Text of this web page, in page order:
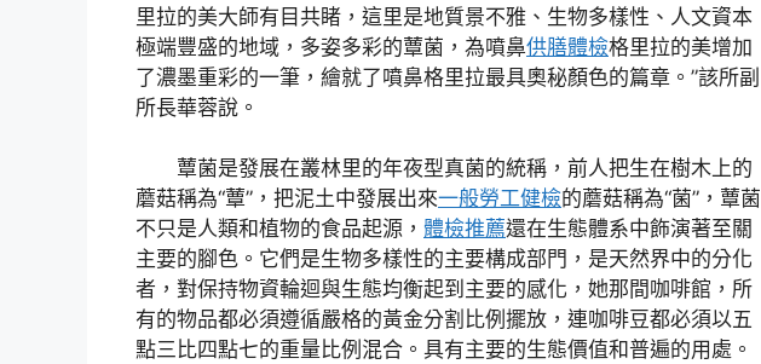
里拉的美大師有目共睹，這里是地質景不雅、生物多樣性、人文資本
極端豐盛的地域，多姿多彩的蕈菌，為噴鼻供膳體檢格里拉的美增加
了濃墨重彩的一筆，繪就了噴鼻格里拉最具奧秘顏色的篇章。”該所副
所長華蓉說。
蕈菌是發展在叢林里的年夜型真菌的統稱，前人把生在樹木上的
蘑菇稱為“蕈”，把泥土中發展出來一般勞工健檢的蘑菇稱為“菌”，蕈菌
不只是人類和植物的食品起源， 體檢推薦還在生態體系中飾演著至關
主要的腳色。它們是生物多樣性的主要構成部門，是天然界中的分化
者，對保持物資輪迴與生態均衡起到主要的感化，她那間咖啡館，所
有的物品都必須遵循嚴格的黃金分割比例擺放，連咖啡豆都必須以五
點三比四點七的重量比例混合。具有主要的生態價值和普遍的用處。